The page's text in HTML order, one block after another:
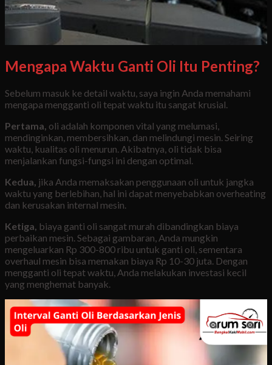
Mengapa Waktu Ganti Oli Itu Penting?
Sebelum masuk ke detail waktu, saya ingin Anda memahami
mengapa mengganti oli tepat waktu itu sangat krusial.
Pertama, oli adalah komponen vital yang melumasi,
mendinginkan, membersihkan, dan melindungi mesin. Seiring
waktu, kualitas oli menurun. Akibatnya, oli tidak bisa
menjalankan fungsi-fungsi ini dengan optimal.
Kedua, jika Anda memaksakan penggunaan oli untuk jangka
waktu yang berlebihan, hal ini dapat menyebabkan overheating
dan kerusakan internal mesin.
Ketiga, biaya ganti oli sangat murah dibandingkan biaya
perbaikan mesin. Sebagai gambaran, Anda mungkin
mengeluarkan Rp 300-800 ribu untuk ganti oli, sementara
overhaul mesin bisa memakan biaya Rp 10-30 juta. Dengan
mengganti oli tepat waktu, Anda melakukan investasi kecil
yang menghemat banyak.